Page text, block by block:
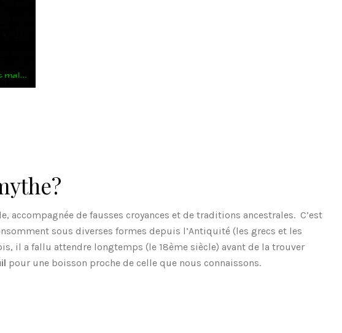
accompagnée de fausses croyances et de traditions ancestrales. C’est
sous diverses formes depuis l’Antiquité (les grecs et les
il a fallu attendre longtemps (le 18ème siècle) avant de la trouver
pour une boisson proche de celle que nous connaissons.